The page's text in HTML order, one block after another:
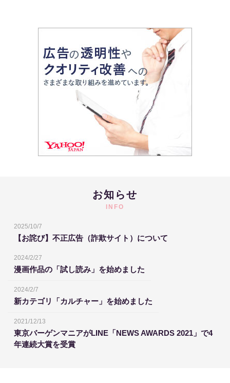
お知らせ
INFO
2025/10/7
【お詫び】不正広告（詐欺サイト）について
2024/2/27
漫画作品の「試し読み」を始めました
2024/2/7
新カテゴリ「カルチャー」を始めました
2021/12/13
東京バーゲンマニアがLINE「NEWS AWARDS 2021」で4
年連続大賞を受賞